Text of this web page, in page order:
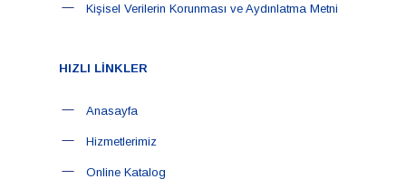
Kişisel Verilerin Korunması ve Aydınlatma Metni
HIZLI LİNKLER
Anasayfa
Hizmetlerimiz
Online Katalog